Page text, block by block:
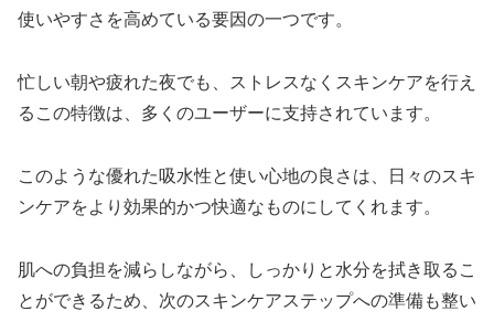
使いやすさを高めている要因の一つです。
忙しい朝や疲れた夜でも、ストレスなくスキンケアを行え
るこの特徴は、多くのユーザーに支持されています。
このような優れた吸水性と使い心地の良さは、日々のスキ
ンケアをより効果的かつ快適なものにしてくれます。
肌への負担を減らしながら、しっかりと水分を拭き取るこ
とができるため、次のスキンケアステップへの準備も整い